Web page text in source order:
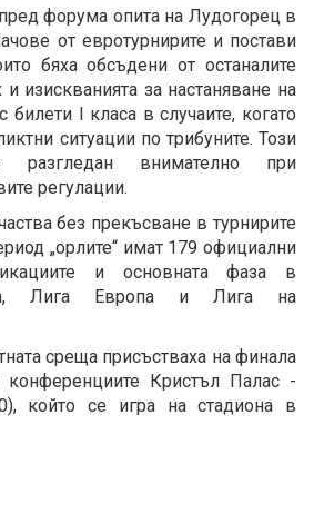
форума опита на Лудогорец в
от евротурнирите и постави
бяха обсъдени от останалите
и изискванията за настаняване на
I класа в случаите, когато
ситуации по трибуните. Този
внимателно при
регулации.
без прекъсване в турнирите
„орлите“ имат 179 официални
и основната фаза в
Лига Европа и Лига на
среща присъстваха на финала
Кристъл Палас -
който се игра на стадиона в